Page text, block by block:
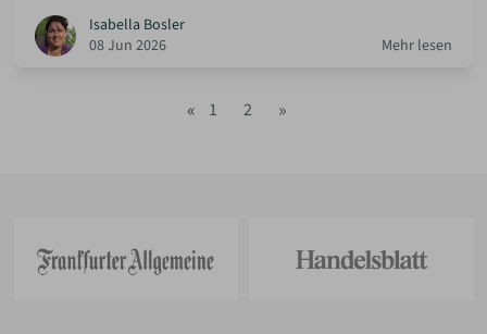
Isabella Bosler
08 Jun 2026
Mehr lesen
« 1 2 »